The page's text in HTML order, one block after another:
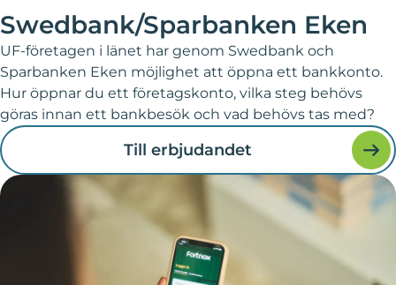
Swedbank/Sparbanken Eken
UF-företagen i länet har genom Swedbank och
Sparbanken Eken möjlighet att öppna ett bankkonto.
Hur öppnar du ett företagskonto, vilka steg behövs
göras innan ett bankbesök och vad behövs tas med?
Till erbjudandet